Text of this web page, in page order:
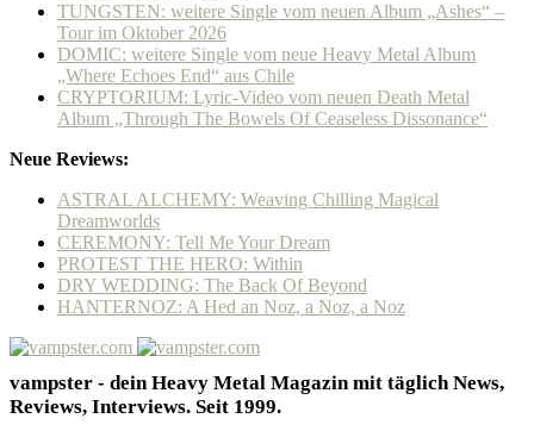
TUNGSTEN: weitere Single vom neuen Album „Ashes“ –
Tour im Oktober 2026
DOMIC: weitere Single vom neue Heavy Metal Album
„Where Echoes End“ aus Chile
CRYPTORIUM: Lyric-Video vom neuen Death Metal
Album „Through The Bowels Of Ceaseless Dissonance“
Neue Reviews:
ASTRAL ALCHEMY: Weaving Chilling Magical
Dreamworlds
CEREMONY: Tell Me Your Dream
PROTEST THE HERO: Within
DRY WEDDING: The Back Of Beyond
HANTERNOZ: A Hed an Noz, a Noz, a Noz
vampster - dein Heavy Metal Magazin mit täglich News,
Reviews, Interviews. Seit 1999.